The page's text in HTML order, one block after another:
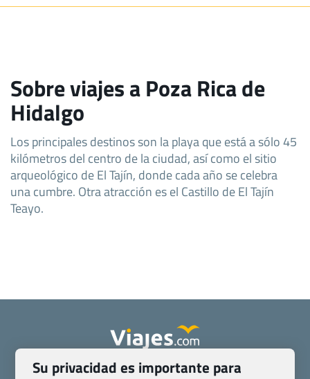
Sobre viajes a Poza Rica de
Hidalgo
Los principales destinos son la playa que está a sólo 45
kilómetros del centro de la ciudad, así como el sitio
arqueológico de El Tajín, donde cada año se celebra
una cumbre. Otra atracción es el Castillo de El Tajín
Teayo.
Quienes somos Contacto
Su privacidad es importante para